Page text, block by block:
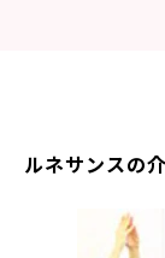
ルネサンスの